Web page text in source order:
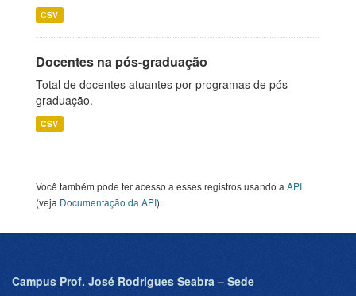
CSV
Docentes na pós-graduação
Total de docentes atuantes por programas de pós-
graduação.
CSV
Você também pode ter acesso a esses registros usando a API
(veja Documentação da API).
Campus Prof. José Rodrigues Seabra – Sede